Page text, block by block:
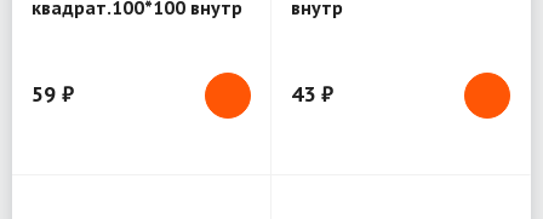
квадрат.100*100 внутр
59 ₽
внутр
43 ₽